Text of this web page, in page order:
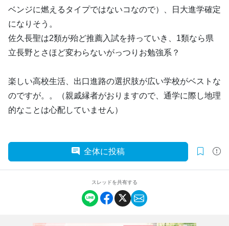
ベンジに燃えるタイプではないコなので）、日大進学確定
になりそう。
佐久長聖は2類が殆ど推薦入試を持っていき、1類なら県
立長野とさほど変わらないがっつりお勉強系？
楽しい高校生活、出口進路の選択肢が広い学校がベストな
のですが。。（親戚縁者がおりますので、通学に際し地理
的なことは心配していません）
全体に投稿
スレッドを共有する